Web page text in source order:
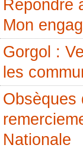
Répondre
Mon
Gorgol :
les
Obsèques
Nationale